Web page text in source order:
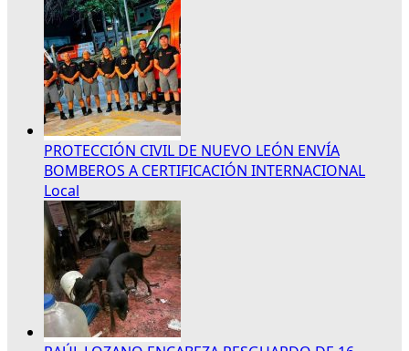
PROTECCIÓN CIVIL DE NUEVO LEÓN ENVÍA
BOMBEROS A CERTIFICACIÓN INTERNACIONAL
Local